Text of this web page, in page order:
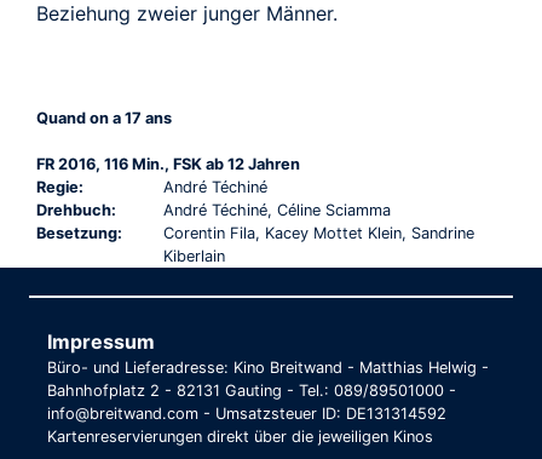
Beziehung zweier junger Männer.
Quand on a 17 ans
FR 2016, 116 Min., FSK ab 12 Jahren
Regie:
André Téchiné
Drehbuch:
André Téchiné, Céline Sciamma
Besetzung:
Corentin Fila, Kacey Mottet Klein, Sandrine
Kiberlain
Impressum
Büro- und Lieferadresse: Kino Breitwand - Matthias Helwig -
Bahnhofplatz 2 - 82131 Gauting - Tel.: 089/89501000 -
info@breitwand.com - Umsatzsteuer ID: DE131314592
Kartenreservierungen direkt über die jeweiligen Kinos